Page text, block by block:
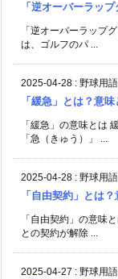
「逆オーバーラッ
「逆オーバーラップ
は、ゴルフのパ ...
2025-04-28 : 野球用語
「緩急」とは？意
「緩急」の意味とは
「急（きゅう）」 ...
2025-04-28 : 野球用語
「自由契約」とは
「自由契約」の意味
との契約が解除 ...
2025-04-27 : 野球用語